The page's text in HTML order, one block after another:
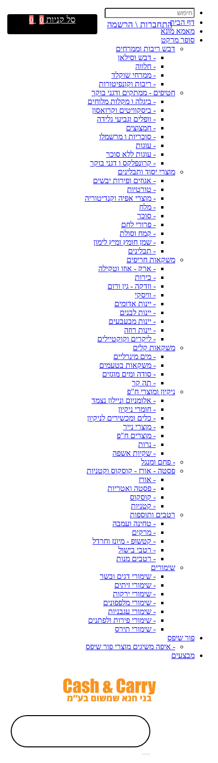
דף הבית
מאמא מונא
סופר מרקט
דבש ריבות וממרחים
- דבש וסילאן
- חלווה
- ממרחי שוקלד
- ריבות וקונפיטורות
חטיפים - ממתקים ודגני בוקר
- ביגלה ו מקלות מלוחים
- ביסקוויטים וקרואסון
- וופלים וגביעי גלידה
- חמצוצים
- סוכריות ו מרשמלו
- עוגות
- עוגות ללא סוכר
- קרונפלקס ו דגני בוקר
מוצרי יסוד ותבלינים
- אגוזים ופירות יבשים
- טורטיות
- מוצרי אפיה וקנדיטוריה
- מלח
- סוכר
- פרורי לחם
- קמח וסולת
- שמן חומץ ומיץ לימון
- תבלינים
משקאות חריפים
- ארק - אוזו וטקילה
- בירות
- וודקה - גין ורום
- וויסקי
- יינות אדומים
- יינות לבנים
- יינות מבעבעים
- יינות רוזה
- ליקרים וקוקטיילים
משקאות קלים
- מים מינרליים
- משקאות בטעמים
- סודה ומים מוגזים
- תה קר
ניקיון ומוצרי ח"פ
- אלומניום וניילון נצמד
- חומרי ניקיון
- כלים ומכשירים לניקיון
- מוצרי נייר
- מוצרים ח"פ
- נרות
- שקיות אשפה
- פחם ומנגל
פסטה - אורז - קוסקוס וקטניות
- אורז
- פסטה ואטריות
- קוסקוס
- קטניות
רטבים ותוספות
- טחינה ועמבה
- מרקים
- קטשופ - מיונז וחרדל
- רטבי בישול
- רטבים מנות
שימורים
- שימורי דגים ובשר
- שימורי זיתים
- שימורי ירקות
- שימורי מלפפונים
- שימורי עגבניות
- שימורי פירות ולפתנים
- שימורי תירס
פור שיפס
- איפה משיגים מוצרי פור שיפס
מבצעים
התחברות \ הרשמה סל קניות 0
0